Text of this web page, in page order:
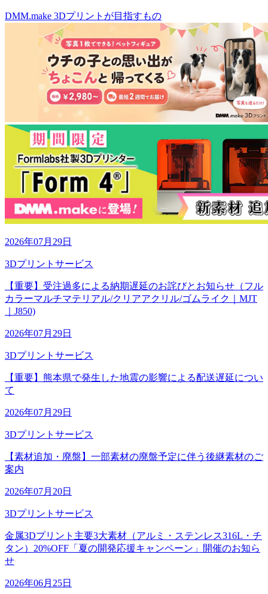
DMM.make 3Dプリントが目指すもの
2026年07月29日
3Dプリントサービス
【重要】受注過多による納期遅延のお詫びとお知らせ（フル
カラーマルチマテリアル/クリアアクリル/ゴムライク｜MJT
｜J850)
2026年07月29日
3Dプリントサービス
【重要】熊本県で発生した地震の影響による配送遅延につい
て
2026年07月29日
3Dプリントサービス
【素材追加・廃盤】一部素材の廃盤予定に伴う後継素材のご
案内
2026年07月20日
3Dプリントサービス
金属3Dプリント主要3大素材（アルミ・ステンレス316L・チ
タン）20%OFF「夏の開発応援キャンペーン」開催のお知ら
せ
2026年06月25日